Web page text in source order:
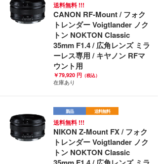
送料無料 !!!
CANON RF-Mount / フォク
トレンダー Voigtlander ノク
トン NOKTON Classic
35mm F1.4 / 広角レンズ ミラ
ーレス専用 / キヤノン RFマ
ウント用
￥79,920 円 （税込）
在庫あり
新品 送料無料
送料無料 !!!
NIKON Z-Mount FX / フォク
トレンダー Voigtlander ノク
トン NOKTON Classic